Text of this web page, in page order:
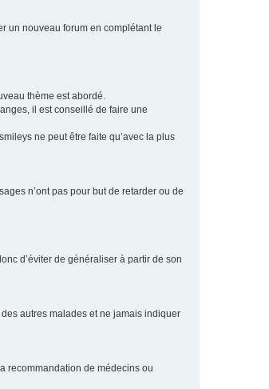
un nouveau forum en complétant le
thème est abordé.
il est conseillé de faire une
ne peut être faite qu’avec la plus
n’ont pas pour but de retarder ou de
d’éviter de généraliser à partir de son
autres malades et ne jamais indiquer
recommandation de médecins ou